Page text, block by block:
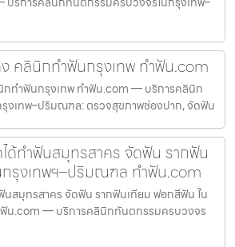
คลินิกทำฟันกรุงเทพ ทำฟัน.com
ทำฟันกรุงเทพ ทำฟัน.com — บริการคลินิก
งเทพ–ปริมณฑล: ตรวจสุขภาพช่องปาก, จัดฟัน
ทำฟันสมุทรสาคร จัดฟัน รากฟัน
รุงเทพฯ–ปริมณฑล ทำฟัน.com
สมุทรสาคร จัดฟัน รากฟันเทียม ฟอกสีฟัน ใน
น.com — บริการคลินิกทันตกรรมครบวงจร